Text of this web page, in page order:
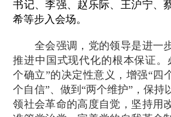
书记、李强、赵乐际、王沪宁、
希等步入会场。
全会强调，党的领导是进一步
推进中国式现代化的根本保证。
个确立”的决定性意义，增强“四
个自信”、做到“两个维护”，保持
领社会革命的高度自觉，坚持用